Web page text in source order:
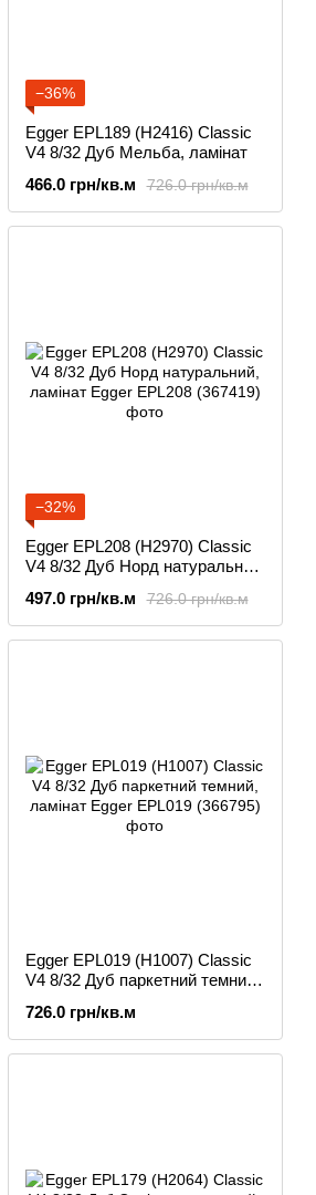
−36%
Egger EPL189 (H2416) Classic
V4 8/32 Дуб Мельба, ламінат
726.0 грн/кв.м
466.0 грн/кв.м
−32%
Egger EPL208 (H2970) Classic
V4 8/32 Дуб Норд натуральний,
726.0 грн/кв.м
497.0 грн/кв.м
Egger EPL019 (H1007) Classic
V4 8/32 Дуб паркетний темний,
726.0 грн/кв.м